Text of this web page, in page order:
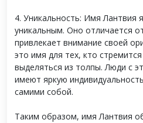
4. Уникальность: Имя Лантвия
уникальным. Оно отличается
привлекает внимание своей
это имя для тех, кто
выделяться из толпы. Люди с
имеют яркую
самими собой.
Таким образом, имя Лантвия